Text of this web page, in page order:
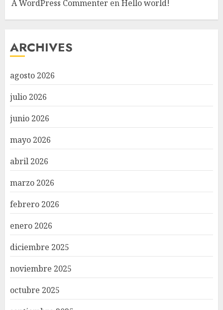
A WordPress Commenter enHello world!
ARCHIVES
agosto 2026
julio 2026
junio 2026
mayo 2026
abril 2026
marzo 2026
febrero 2026
enero 2026
diciembre 2025
noviembre 2025
octubre 2025